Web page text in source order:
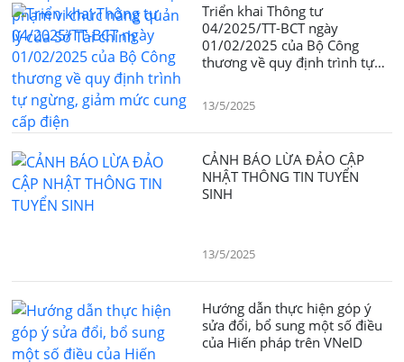
Triển khai Thông tư
04/2025/TT-BCT ngày
01/02/2025 của Bộ Công
thương về quy định trình tự
13/5/2025
CẢNH BÁO LỪA ĐẢO CẬP
NHẬT THÔNG TIN TUYỂN
SINH
13/5/2025
Hướng dẫn thực hiện góp ý
sửa đổi, bổ sung một số điều
của Hiến pháp trên VNeID